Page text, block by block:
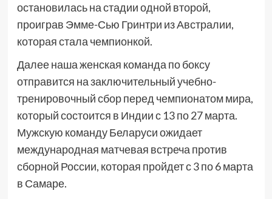
остановилась на стадии одной второй,
проиграв Эмме-Сью Гринтри из Австралии,
которая стала чемпионкой.
Далее наша женская команда по боксу
отправится на заключительный учебно-
тренировочный сбор перед чемпионатом мира,
который состоится в Индии с 13 по 27 марта.
Мужскую команду Беларуси ожидает
международная матчевая встреча против
сборной России, которая пройдет с 3 по 6 марта
в Самаре.